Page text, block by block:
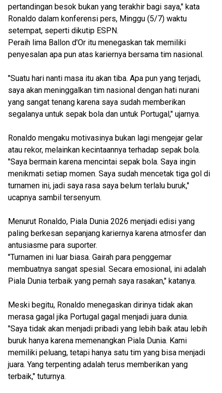
pertandingan besok bukan yang terakhir bagi saya," kata
Ronaldo dalam konferensi pers, Minggu (5/7) waktu
setempat, seperti dikutip ESPN.
Peraih lima Ballon d'Or itu menegaskan tak memiliki
penyesalan apa pun atas kariernya bersama tim nasional.
"Suatu hari nanti masa itu akan tiba. Apa pun yang terjadi,
saya akan meninggalkan tim nasional dengan hati nurani
yang sangat tenang karena saya sudah memberikan
segalanya untuk sepak bola dan untuk Portugal," ujarnya.
Ronaldo mengaku motivasinya bukan lagi mengejar gelar
atau rekor, melainkan kecintaannya terhadap sepak bola.
"Saya bermain karena mencintai sepak bola. Saya ingin
menikmati setiap momen. Saya sudah mencetak tiga gol di
turnamen ini, jadi saya rasa saya belum terlalu buruk,"
ucapnya sambil tersenyum.
Menurut Ronaldo, Piala Dunia 2026 menjadi edisi yang
paling berkesan sepanjang kariernya karena atmosfer dan
antusiasme para suporter.
"Turnamen ini luar biasa. Gairah para penggemar
membuatnya sangat spesial. Secara emosional, ini adalah
Piala Dunia terbaik yang pernah saya rasakan," katanya.
Meski begitu, Ronaldo menegaskan dirinya tidak akan
merasa gagal jika Portugal gagal menjadi juara dunia.
"Saya tidak akan menjadi pribadi yang lebih baik atau lebih
buruk hanya karena memenangkan Piala Dunia. Kami
memiliki peluang, tetapi hanya satu tim yang bisa menjadi
juara. Yang terpenting adalah terus memberikan yang
terbaik," tuturnya.